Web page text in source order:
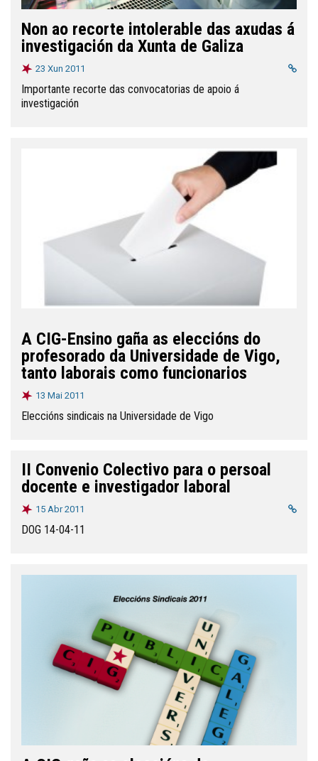
Non ao recorte intolerable das axudas á
investigación da Xunta de Galiza
23 Xun 2011
Importante recorte das convocatorias de apoio á
investigación
A CIG-Ensino gaña as eleccións do
profesorado da Universidade de Vigo,
tanto laborais como funcionarios
13 Mai 2011
Eleccións sindicais na Universidade de Vigo
II Convenio Colectivo para o persoal
docente e investigador laboral
15 Abr 2011
DOG 14-04-11